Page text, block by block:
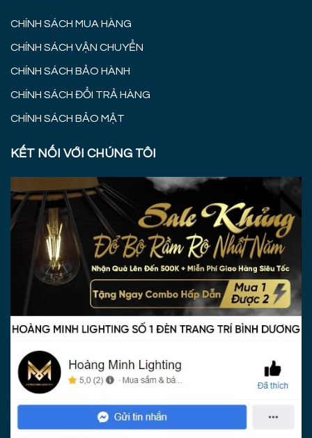
CHÍNH SÁCH MUA HÀNG
CHÍNH SÁCH VẬN CHUYỂN
CHÍNH SÁCH BẢO HÀNH
CHÍNH SÁCH ĐỔI TRẢ HÀNG
CHÍNH SÁCH BẢO MẬT
KẾT NỐI VỚI CHÚNG TÔI